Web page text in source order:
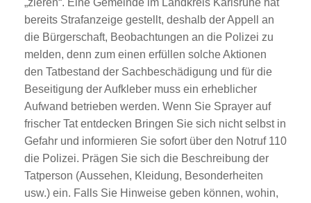
„zieren“. Eine Gemeinde im Landkreis Karlsruhe hat
bereits Strafanzeige gestellt, deshalb der Appell an
die Bürgerschaft, Beobachtungen an die Polizei zu
melden, denn zum einen erfüllen solche Aktionen
den Tatbestand der Sachbeschädigung und für die
Beseitigung der Aufkleber muss ein erheblicher
Aufwand betrieben werden. Wenn Sie Sprayer auf
frischer Tat entdecken Bringen Sie sich nicht selbst in
Gefahr und informieren Sie sofort über den Notruf 110
die Polizei. Prägen Sie sich die Beschreibung der
Tatperson (Aussehen, Kleidung, Besonderheiten
usw.) ein. Falls Sie Hinweise geben können, wohin,